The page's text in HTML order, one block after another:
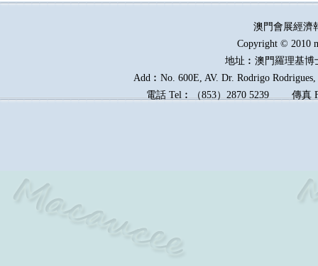
澳門會展經
Copyright © 2010
地址︰澳門羅理基博
Add︰No. 600E, AV. Dr. Rodrigo
電話 Tel︰（853）2870 5239傳真